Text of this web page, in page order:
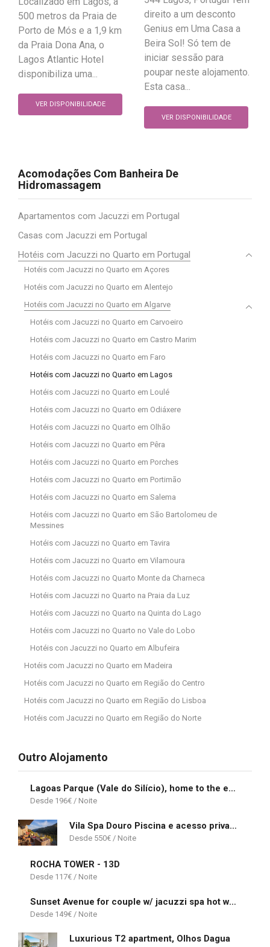
500 metros da Praia de
Porto de Mós e a 1,9 km
da Praia Dona Ana, o
Lagos Atlantic Hotel
disponibiliza uma...
VER DISPONIBILIDADE
direito a um desconto
Genius em Uma Casa a
Beira Sol! Só tem de
iniciar sessão para
poupar neste alojamento.
Esta casa...
VER DISPONIBILIDADE
Acomodações Com Banheira De
Hidromassagem
Apartamentos com Jacuzzi em Portugal
Casas com Jacuzzi em Portugal
Hotéis com Jacuzzi no Quarto em Portugal
Hotéis com Jacuzzi no Quarto em Açores
Hotéis com Jacuzzi no Quarto em Alentejo
Hotéis com Jacuzzi no Quarto em Algarve
Hotéis com Jacuzzi no Quarto em Carvoeiro
Hotéis com Jacuzzi no Quarto em Castro Marim
Hotéis com Jacuzzi no Quarto em Faro
Hotéis com Jacuzzi no Quarto em Lagos
Hotéis com Jacuzzi no Quarto em Loulé
Hotéis com Jacuzzi no Quarto em Odiáxere
Hotéis com Jacuzzi no Quarto em Olhão
Hotéis com Jacuzzi no Quarto em Pêra
Hotéis com Jacuzzi no Quarto em Porches
Hotéis com Jacuzzi no Quarto em Portimão
Hotéis com Jacuzzi no Quarto em Salema
Hotéis com Jacuzzi no Quarto em São Bartolomeu de
Messines
Hotéis com Jacuzzi no Quarto em Tavira
Hotéis com Jacuzzi no Quarto em Vilamoura
Hotéis com Jacuzzi no Quarto Monte da Charneca
Hotéis com Jacuzzi no Quarto na Praia da Luz
Hotéis com Jacuzzi no Quarto na Quinta do Lago
Hotéis com Jacuzzi no Quarto no Vale do Lobo
Hotéis con Jacuzzi no Quarto em Albufeira
Hotéis com Jacuzzi no Quarto em Madeira
Hotéis com Jacuzzi no Quarto em Região do Centro
Hotéis com Jacuzzi no Quarto em Região do Lisboa
Hotéis com Jacuzzi no Quarto em Região do Norte
Outro Alojamento
Lagoas Parque (Vale do Silício), home to the elite
196€
Vila Spa Douro Piscina e acesso privado rio Douro
550€
ROCHA TOWER - 13D
117€
Sunset Avenue for couple w/ jacuzzi spa hot water
149€
Luxurious T2 apartment, Olhos Dagua